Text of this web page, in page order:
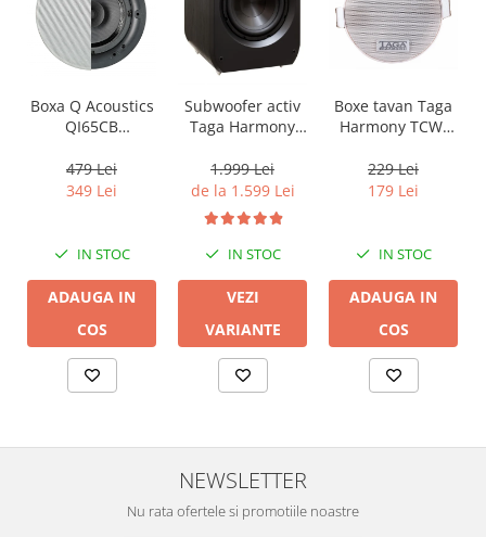
Boxa Q Acoustics
QI65CB
Ceiling (1 buc)
479 Lei
349 Lei
IN STOC
ADAUGA IN
COS
Subwoofer activ
Taga Harmony
v3
1.999 Lei
de la 1.599 Lei
IN STOC
VEZI
VARIANTE
Boxe tavan Taga
Harmony TCW-
229 Lei
179 Lei
IN STOC
ADAUGA IN
COS
NEWSLETTER
Nu rata ofertele si promotiile noastre